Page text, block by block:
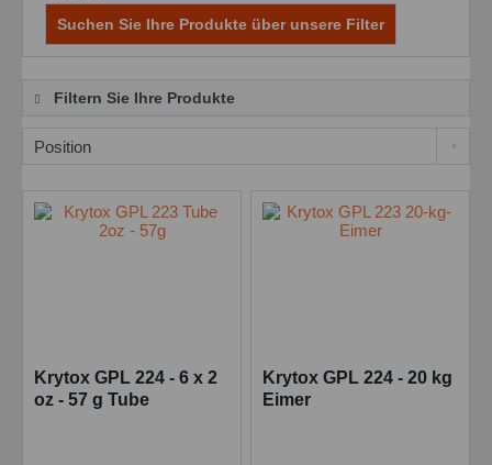
Suchen Sie Ihre Produkte über unsere Filter
Filtern Sie Ihre Produkte
Krytox GPL 224 - 6 x 2
oz - 57 g Tube
Krytox GPL 224 - 20 kg
Eimer